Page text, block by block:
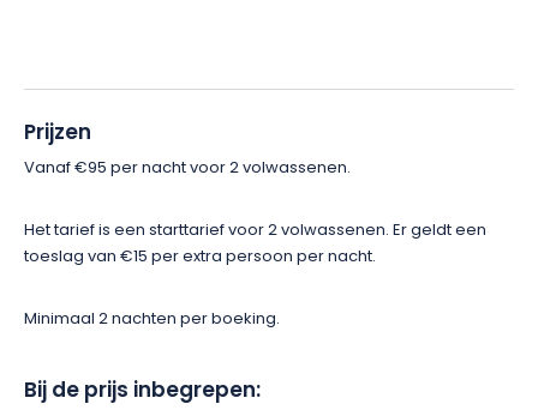
Doller. Boek nu en geniet van een onvergetelijk verblijf waar
Prijzen
Vanaf €95 per nacht voor 2 volwassenen.
Het tarief is een starttarief voor 2 volwassenen. Er geldt een
toeslag van €15 per extra persoon per nacht.
Minimaal 2 nachten per boeking.
Bij de prijs inbegrepen: